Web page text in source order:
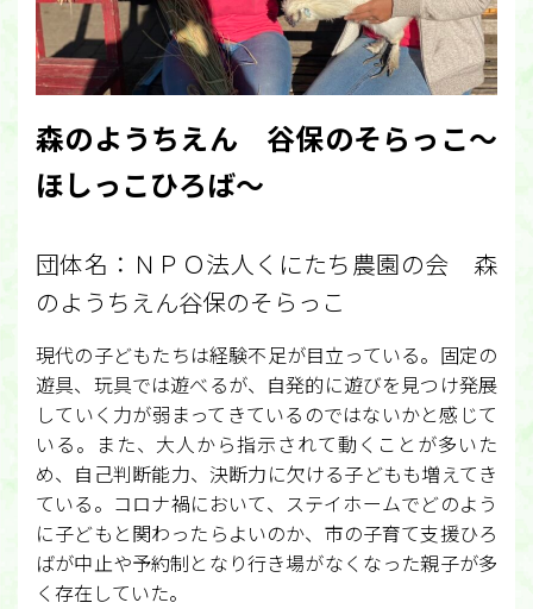
森のようちえん 谷保のそらっこ～
ほしっこひろば～
団体名：ＮＰＯ法人くにたち農園の会 森
のようちえん谷保のそらっこ
現代の子どもたちは経験不足が目立っている。固定の
遊具、玩具では遊べるが、自発的に遊びを見つけ発展
していく力が弱まってきているのではないかと感じて
いる。また、大人から指示されて動くことが多いた
め、自己判断能力、決断力に欠ける子どもも増えてき
ている。コロナ禍において、ステイホームでどのよう
に子どもと関わったらよいのか、市の子育て支援ひろ
ばが中止や予約制となり行き場がなくなった親子が多
く存在していた。